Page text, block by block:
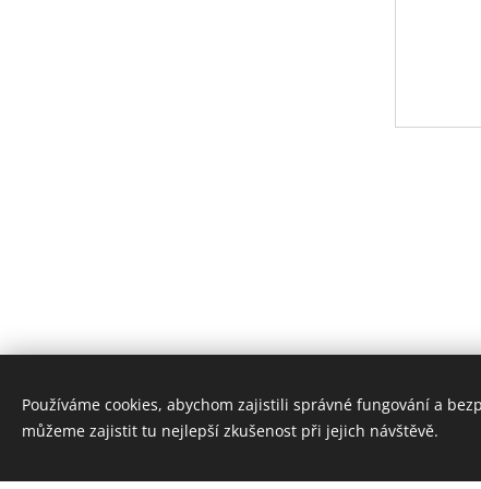
Používáme cookies, abychom zajistili správné fungování a
můžeme zajistit tu nejlepší zkušenost při jejich návštěvě.